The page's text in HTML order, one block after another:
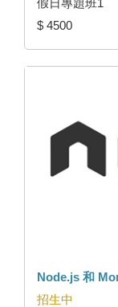
$ 4500
Node.js 和
招生中